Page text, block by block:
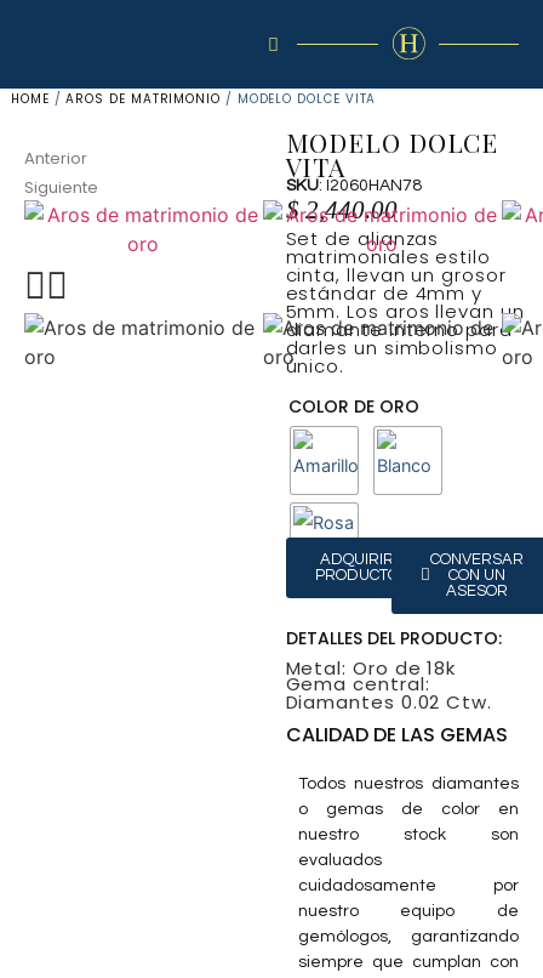
HOME /AROS DE MATRIMONIO / MODELO DOLCE VITA
Anterior
Siguiente
MODELO DOLCE
VITA
SKU: I2060HAN78
$2,440.00
Set de alianzas
matrimoniales estilo
cinta, llevan un grosor
estándar de 4mm y
5mm. Los aros llevan un
diamante interno para
darles un simbolismo
único.
COLOR DE ORO
ADQUIRIR
PRODUCTO
CONVERSAR
CON UN
ASESOR
DETALLES DEL PRODUCTO:
Metal: Oro de 18k
Gema central:
Diamantes 0.02 Ctw.
CALIDAD DE LAS GEMAS
Todos nuestros diamantes
o gemas de color en
nuestro stock son
evaluados
cuidadosamente por
nuestro equipo de
gemólogos, garantizando
siempre que cumplan con